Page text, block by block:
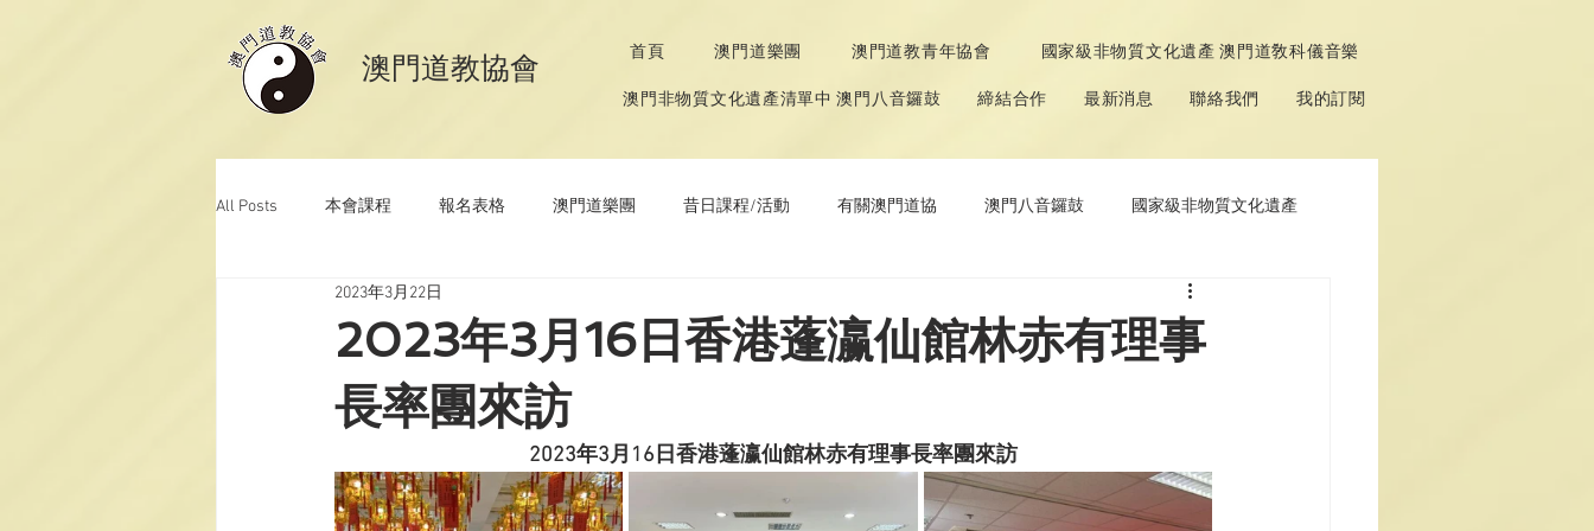
​澳門道教協會 首頁 澳門道樂團 澳門道教青年協會 國家級非物質文化遺產 澳門道敎科儀音樂
澳門非物質文化遺產清單中 澳門八音鑼鼓 締結合作 最新消息 聯絡我們 我的訂閱
All Posts 本會課程 報名表格 澳門道樂團 昔日課程/活動 有關澳門道協 澳門八音鑼鼓 國家級非物質文化遺產
澳門道教科儀音樂
2023年3月16日香港蓬瀛仙館林赤有理事
長率團來訪
2023年3月22日
2023年3月16日香港蓬瀛仙館林赤有理事長率團來訪